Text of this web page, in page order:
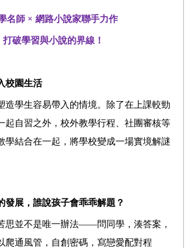
名師 × 網路小說家聯手力作
打破學習與小說的界線！
園生活
造學生容易帶入的情境。除了在上課較勁
起自習之外，校外教學行程、社團審核等
學結合在一起，將學校變成一場實境解謎
展，誰說孩子會乖乖解題？
思並不是唯一辦法——問同學，湊答案，
爬通風管，自創密碼，寫戀愛配對程